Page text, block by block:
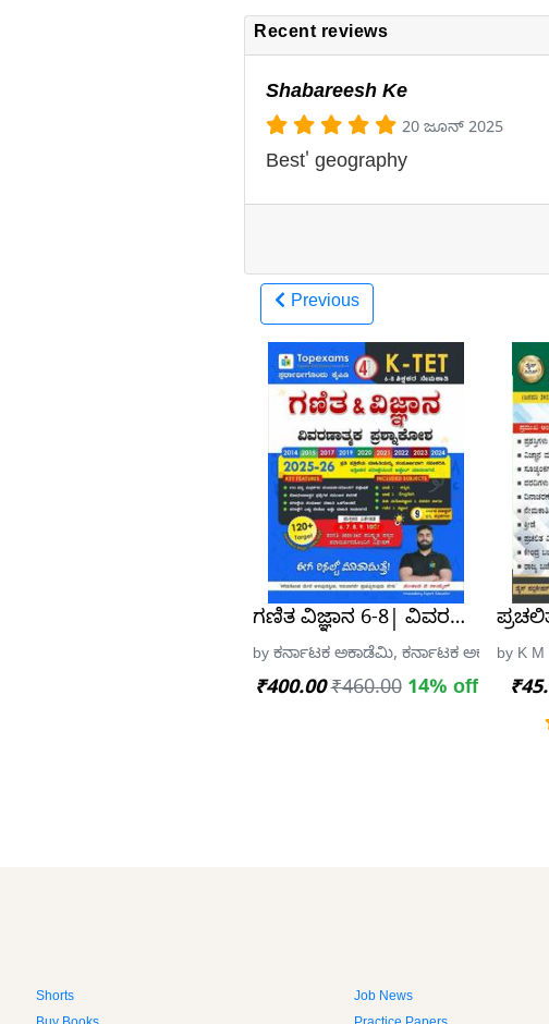
Recent reviews
Shabareesh Ke
20 ಜೂನ್ 2025
Best' geography
Previous
ಗಣಿತ ವಿಜ್ಞಾನ 6-8| ವಿವರಣಾತ್ಮಕ
by ಕರ್ನಾಟಕ ಅಕಾಡೆಮಿ, ಕರ್ನಾಟಕ ಅಕಾಡೆಮಿ
₹400.00 ₹460.00 14% off
by K
Shorts Job News